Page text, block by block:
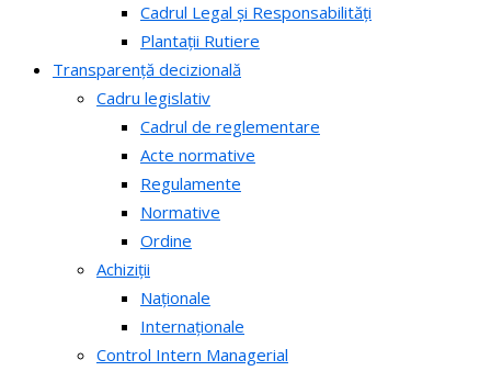
Cadrul Legal și Responsabilități
Plantații Rutiere
Transparență decizională
Cadru legislativ
Cadrul de reglementare
Acte normative
Regulamente
Normative
Ordine
Achiziții
Naționale
Internaționale
Control Intern Managerial